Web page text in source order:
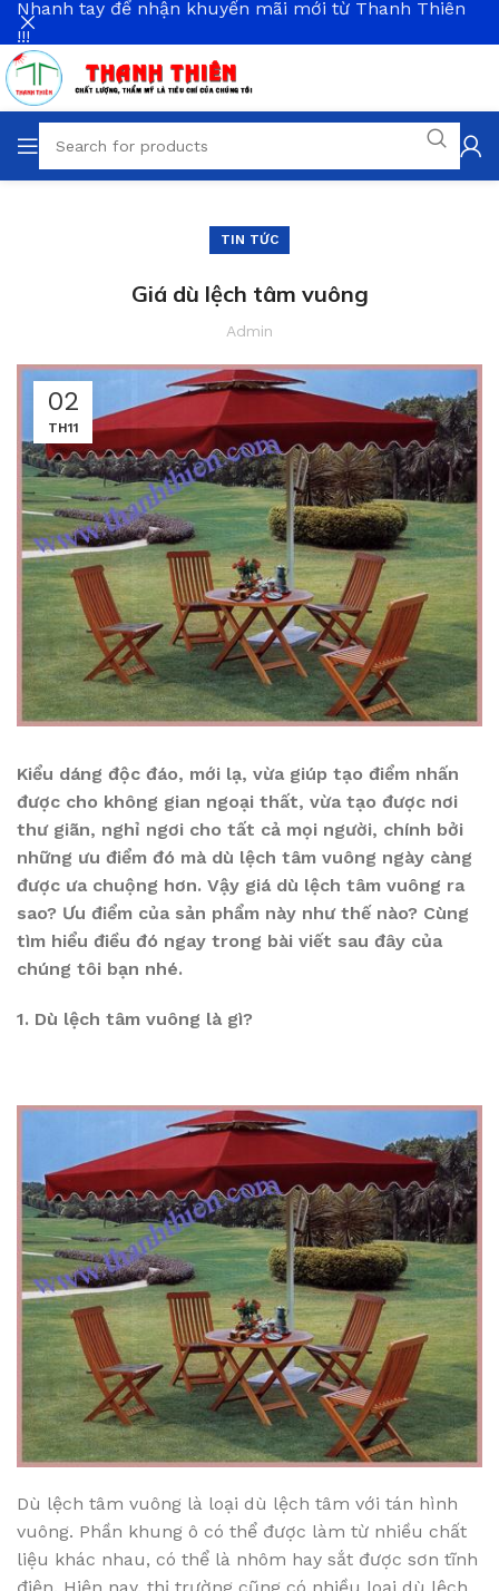
TIN TỨC
Giá dù lệch tâm vuông
Admin
02
TH11
Kiểu dáng độc đáo, mới lạ, vừa giúp tạo điểm nhấn
được cho không gian ngoại thất, vừa tạo được nơi
thư giãn, nghỉ ngơi cho tất cả mọi người, chính bởi
những ưu điểm đó mà dù lệch tâm vuông ngày càng
được ưa chuộng hơn. Vậy giá dù lệch tâm vuông ra
sao? Ưu điểm của sản phẩm này như thế nào? Cùng
tìm hiểu điều đó ngay trong bài viết sau đây của
chúng tôi bạn nhé.
1. Dù lệch tâm vuông là gì?
Dù lệch tâm vuông là loại dù lệch tâm với tán hình
vuông. Phần khung ô có thể được làm từ nhiều chất
liệu khác nhau, có thể là nhôm hay sắt được sơn tĩnh
Nhanh tay để nhận khuyến mãi mới từ Thanh Thiên
!!!